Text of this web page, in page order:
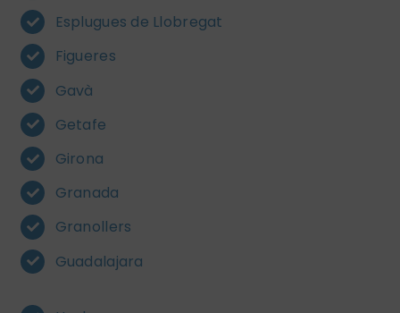
Esplugues de Llobregat
Figueres
Gavà
Getafe
Girona
Granada
Granollers
Guadalajara